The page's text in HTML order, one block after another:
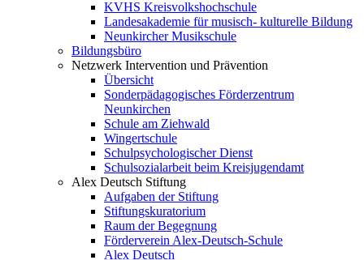
KVHS Kreisvolkshochschule
Landesakademie für musisch- kulturelle Bildung
Neunkircher Musikschule
Bildungsbüro
Netzwerk Intervention und Prävention
Übersicht
Sonderpädagogisches Förderzentrum
Neunkirchen
Schule am Ziehwald
Wingertschule
Schulpsychologischer Dienst
Schulsozialarbeit beim Kreisjugendamt
Alex Deutsch Stiftung
Aufgaben der Stiftung
Stiftungskuratorium
Raum der Begegnung
Förderverein Alex-Deutsch-Schule
Alex Deutsch